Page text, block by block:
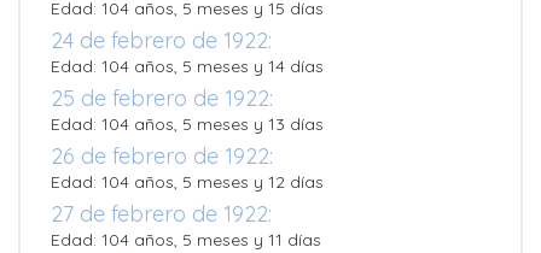
Edad: 104 años, 5 meses y 15 días
24 de febrero de 1922:
Edad: 104 años, 5 meses y 14 días
25 de febrero de 1922:
Edad: 104 años, 5 meses y 13 días
26 de febrero de 1922:
Edad: 104 años, 5 meses y 12 días
27 de febrero de 1922:
Edad: 104 años, 5 meses y 11 días